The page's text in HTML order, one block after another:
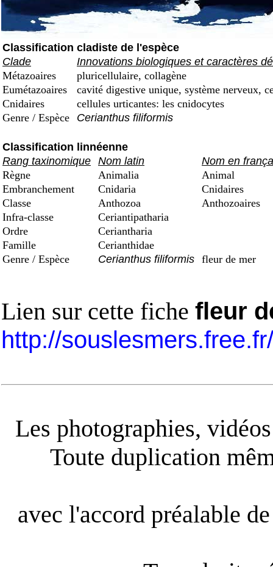
Classification cladiste de l'espèce
Clade
Innovations biologiques et caractères
Métazoaires
pluricellulaire, collagène
Eumétazoaires
cavité digestive unique, système nerveux,
Cnidaires
cellules urticantes: les cnidocytes
Genre / Espèce
Cerianthus filiformis
Classification linnéenne
Rang taxinomique Nom latin
Nom en
Règne
Animalia
Animal
Embranchement
Cnidaria
Cnidaires
Classe
Anthozoa
Anthozoaires
Infra-classe
Ceriantipatharia
Ordre
Ceriantharia
Famille
Cerianthidae
Genre / Espèce
Cerianthus filiformis fleur de mer
Lien sur cette fiche fleur
http://
Les photographies,
Toute duplication
avec l'accord préalable